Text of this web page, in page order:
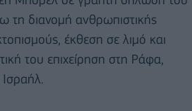
τη διανομή ανθρωπιστικής
έκθεση σε λιμό και
του επιχείρηση στη Ράφα,